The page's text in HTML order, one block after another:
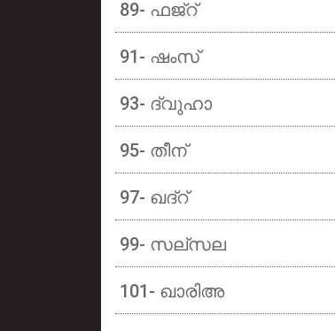
89- ഫജ്റ്
91- ഷംസ്
93- ദ്വുഹാ
95- തീന്
97- ഖദ്റ്
99- സല്സല
101- ഖാരിഅ